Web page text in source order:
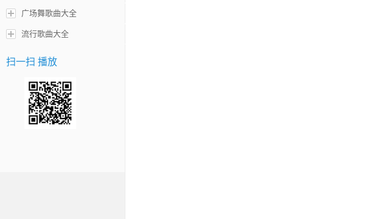
广场舞歌曲大全
流行歌曲大全
扫一扫 播放